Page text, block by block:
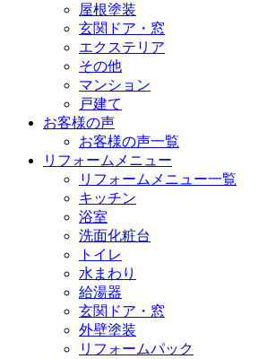
屋根塗装
玄関ドア・窓
エクステリア
その他
マンション
戸建て
お客様の声
お客様の声一覧
リフォームメニュー
リフォームメニュー一覧
キッチン
浴室
洗面化粧台
トイレ
水まわり
給湯器
玄関ドア・窓
外壁塗装
リフォームパック